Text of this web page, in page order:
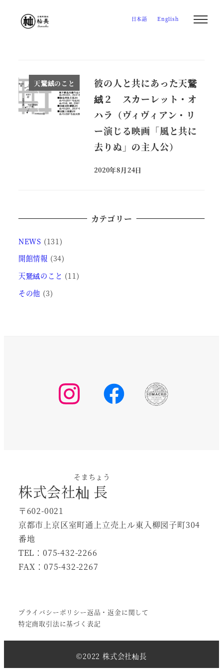
日本語 English
天鵞絨のこと
彼の人と共にあった天鵞
絨２ スカーレット・オ
ハラ（ヴィヴィアン・リ
ー演じる映画「風と共に
去りぬ」の主人公）
投稿日
2020年8月24日
カテゴリー
NEWS (131)
開館情報 (34)
天鵞絨のこと (11)
その他 (3)
株式会社杣長
そまちょう
〒602-0021
京都市上京区室町通上立売上ル東入柳図子町304
番地
TEL：075-432-2266
FAX：075-432-2267
プライバシーポリシー返品・返金に関して
特定商取引法に基づく表記
©︎2022 株式会社杣長